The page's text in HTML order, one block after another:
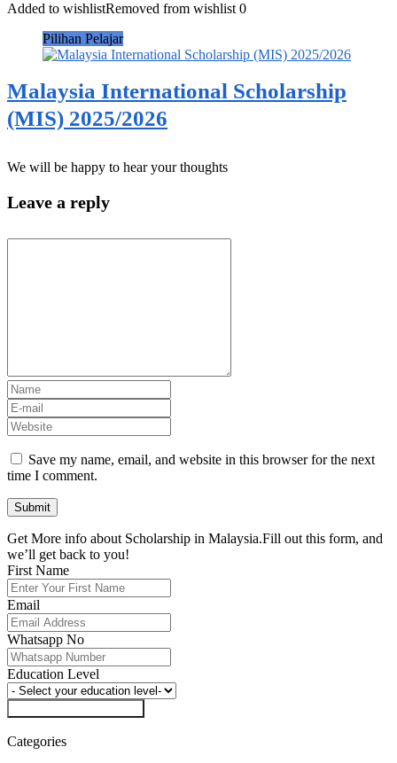
Added to wishlistRemoved from wishlist 0
Pilihan Pelajar
Malaysia International Scholarship
(MIS) 2025/2026
We will be happy to hear your thoughts
Leave a reply
Save my name, email, and website in this browser for the next
time I comment.
Get More info about Scholarship in Malaysia.Fill out this form, and
we’ll get back to you!
First Name
Email
Whatsapp No
Education Level
Categories